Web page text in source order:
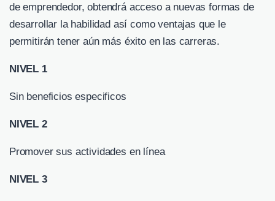
de emprendedor, obtendrá acceso a nuevas formas de
desarrollar la habilidad así como ventajas que le
permitirán tener aún más éxito en las carreras.
NIVEL 1
Sin beneficios especificos
NIVEL 2
Promover sus actividades en línea
NIVEL 3